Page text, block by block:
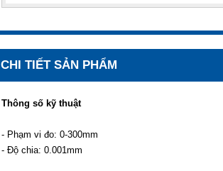
CHI TIẾT SẢN PHẨM
Thông số kỹ thuật
- Phạm vi đo: 0-300mm
- Độ chia: 0.001mm